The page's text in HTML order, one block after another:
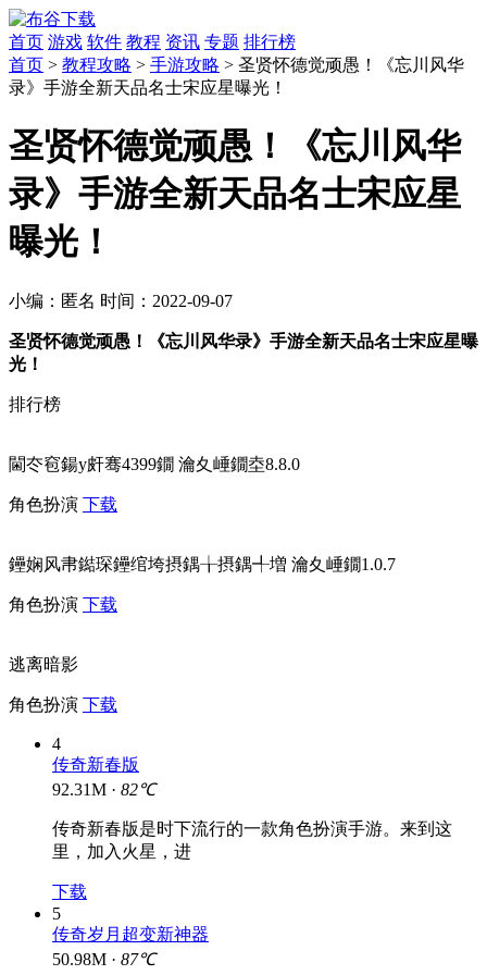
首页 游戏 软件 教程 资讯 专题 排行榜
首页 > 教程攻略 > 手游攻略 > 圣贤怀德觉顽愚！《忘川风华
录》手游全新天品名士宋应星曝光！
圣贤怀德觉顽愚！《忘川风华
录》手游全新天品名士宋应星
曝光！
小编： 匿名 时间： 2022-09-07
圣贤怀德觉顽愚！《忘川风华录》手游全新天品名士宋应星曝
光！
排行榜
閫冭窇鍚у皯骞4399鐗 瀹夊崜鐗坴8.8.0
角色扮演 下载
鑸娴风帇鐑琛鑸绾垮摂鍝╁摂鍝╃増 瀹夊崜鐗1.0.7
角色扮演 下载
逃离暗影
角色扮演 下载
4
传奇新春版
92.31M · 82℃
传奇新春版是时下流行的一款角色扮演手游。来到这
里，加入火星，进
下载
5
传奇岁月超变新神器
50.98M · 87℃